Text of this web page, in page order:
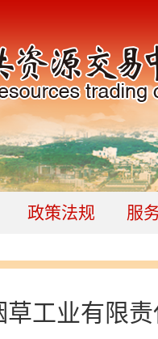
政策法规 服
草工业有限